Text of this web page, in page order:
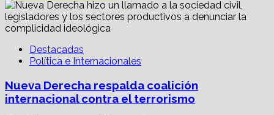
Destacadas
Política e Internacionales
Nueva Derecha respalda coalición
internacional contra el terrorismo